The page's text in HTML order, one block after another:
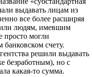
выдавать лицам из
все более расширяя
людям, имевшим
просто могли
банковском счету.
решили выдавать
безработным), но с
какая-то сумма.